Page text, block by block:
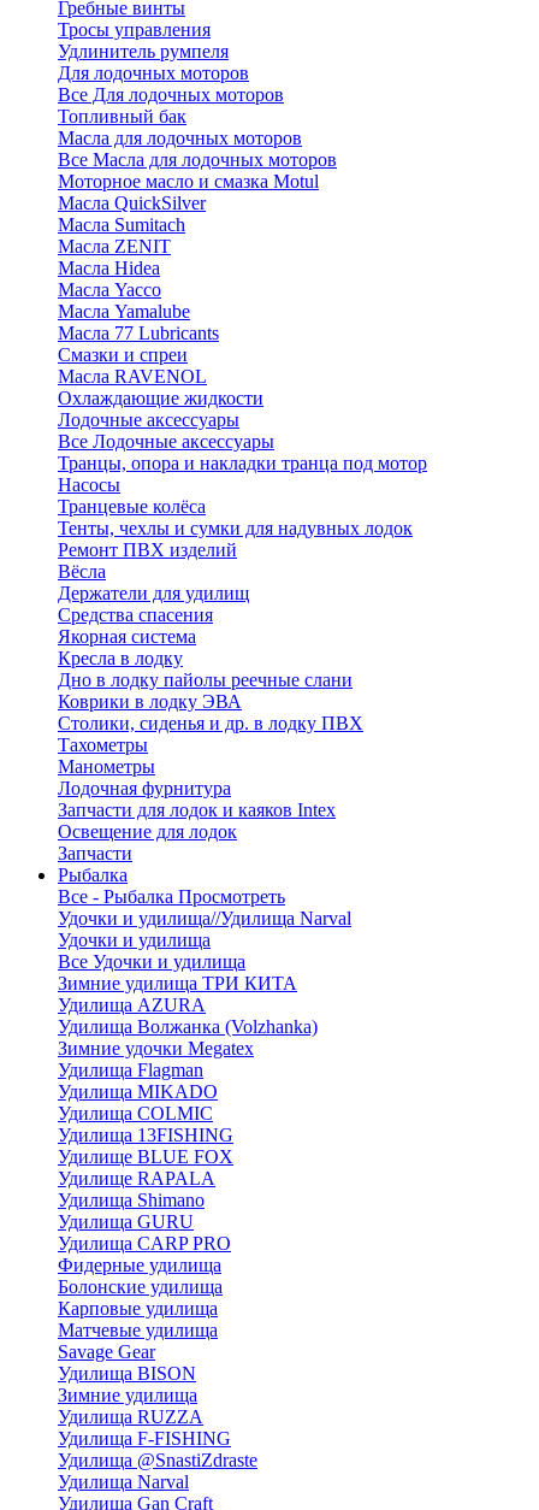
Гребные винты
Тросы управления
Удлинитель румпеля
Для лодочных моторов
Все Для лодочных моторов
Топливный бак
Масла для лодочных моторов
Все Масла для лодочных моторов
Моторное масло и смазка Motul
Масла QuickSilver
Масла Sumitach
Масла ZENIT
Масла Hidea
Масла Yacco
Масла Yamalube
Масла 77 Lubricants
Смазки и спреи
Масла RAVENOL
Охлаждающие жидкости
Лодочные аксессуары
Все Лодочные аксессуары
Транцы, опора и накладки транца под мотор
Насосы
Транцевые колёса
Тенты, чехлы и сумки для надувных лодок
Ремонт ПВХ изделий
Вёсла
Держатели для удилищ
Средства спасения
Якорная система
Кресла в лодку
Дно в лодку пайолы реечные слани
Коврики в лодку ЭВА
Столики, сиденья и др. в лодку ПВХ
Тахометры
Манометры
Лодочная фурнитура
Запчасти для лодок и каяков Intex
Освещение для лодок
Запчасти
Рыбалка
Все - Рыбалка Просмотреть
Удочки и удилища//Удилища Narval
Удочки и удилища
Все Удочки и удилища
Зимние удилища ТРИ КИТА
Удилища AZURA
Удилища Волжанка (Volzhanka)
Зимние удочки Megatex
Удилища Flagman
Удилища MIKADO
Удилища COLMIC
Удилища 13FISHING
Удилище BLUE FOX
Удилище RAPALA
Удилища Shimano
Удилища GURU
Удилища CARP PRO
Фидерные удилища
Болонские удилища
Карповые удилища
Матчевые удилища
Savage Gear
Удилища BISON
Зимние удилища
Удилища RUZZA
Удилища F-FISHING
Удилища @SnastiZdraste
Удилища Narval
Удилища Gan Craft